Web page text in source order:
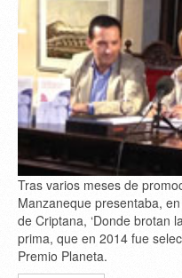
Tras varios meses de
Manzaneque presentaba,
de Criptana, ‘Donde brotan
prima, que en 2014 fue
Premio Planeta.